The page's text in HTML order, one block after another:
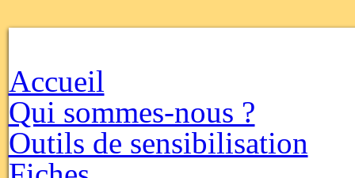
Accueil
Qui sommes-nous ?
Outils de sensibilisation